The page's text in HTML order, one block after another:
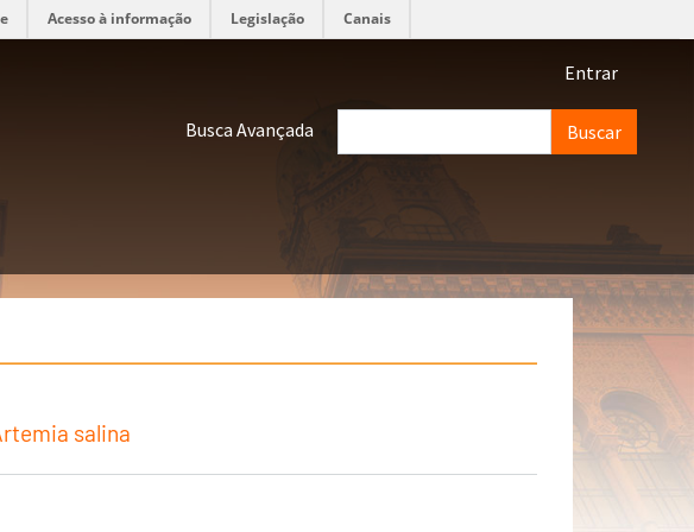
Acesso à informação Legislação Canais
Menu
Entrar
Busca Avançada
salina